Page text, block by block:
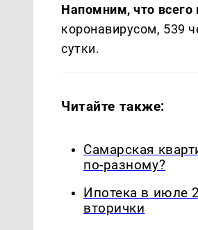
Напомним, что всего
коронавирусом, 539
сутки.
Читайте также:
Самарская
по-разному?
Ипотека в июле
вторички